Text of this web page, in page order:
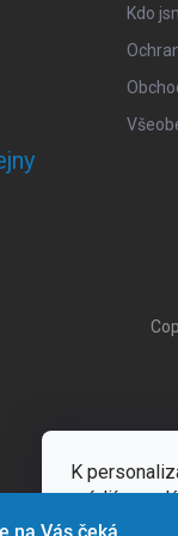
K
médií a
Více
Kdo